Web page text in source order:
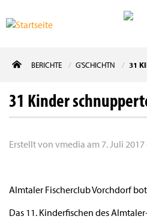
zum
BERICHTE G'SCHICHTN 31
31 Kinder
Erstellt von vmedia am 7. Juli 2017
Almtaler Fischerclub Vorchdorf
Das 11. Kinderfischen des